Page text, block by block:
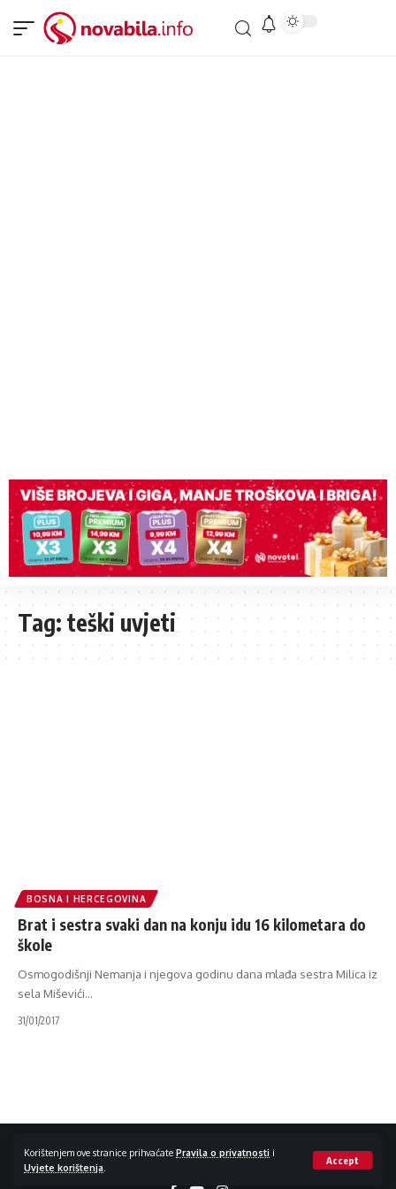
Korištenjem ove stranice prihvaćate Pravila o privatnosti i
Uvjete korištenja
Accept
Tag: teški uvjeti
BOSNA I HERCEGOVINA
Brat i sestra svaki dan na konju idu 16 kilometara do
škole
Osmogodišnji Nemanja i njegova godinu dana mlađa sestra Milica iz
sela Miševići…
31/01/2017